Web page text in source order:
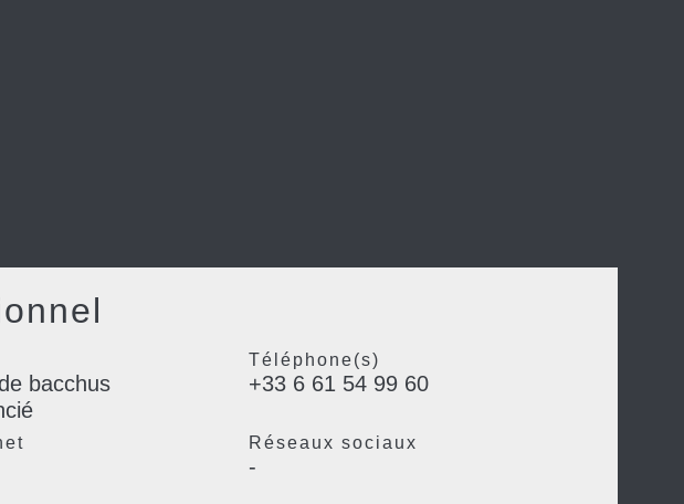
bacchus
Téléphone(s)
+33 6 61 54 99 60
Réseaux sociaux
-